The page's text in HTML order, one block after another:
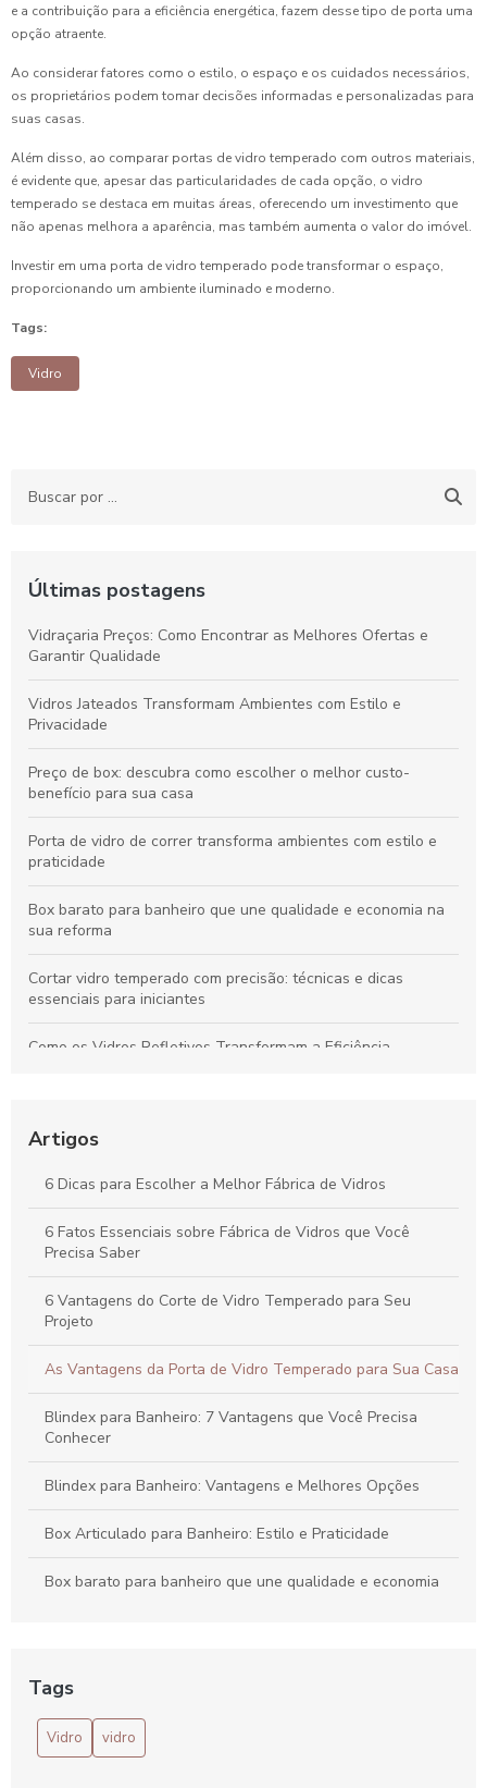
e a contribuição para a eficiência energética, fazem desse tipo de porta uma
opção atraente.
Ao considerar fatores como o estilo, o espaço e os cuidados necessários,
os proprietários podem tomar decisões informadas e personalizadas para
suas casas.
Além disso, ao comparar portas de vidro temperado com outros materiais,
é evidente que, apesar das particularidades de cada opção, o vidro
temperado se destaca em muitas áreas, oferecendo um investimento que
não apenas melhora a aparência, mas também aumenta o valor do imóvel.
Investir em uma porta de vidro temperado pode transformar o espaço,
proporcionando um ambiente iluminado e moderno.
Tags:
Vidro
Últimas postagens
Vidraçaria Preços: Como Encontrar as Melhores Ofertas e
Garantir Qualidade
Vidros Jateados Transformam Ambientes com Estilo e
Privacidade
Preço de box: descubra como escolher o melhor custo-
benefício para sua casa
Porta de vidro de correr transforma ambientes com estilo e
praticidade
Box barato para banheiro que une qualidade e economia na
sua reforma
Cortar vidro temperado com precisão: técnicas e dicas
essenciais para iniciantes
Como os Vidros Refletivos Transformam a Eficiência
Inovadoras
Descubra as Vantagens do Vidro Duplo para Seu Lar
Artigos
6 Dicas para Escolher a Melhor Fábrica de Vidros
6 Fatos Essenciais sobre Fábrica de Vidros que Você
Precisa Saber
6 Vantagens do Corte de Vidro Temperado para Seu
Projeto
As Vantagens da Porta de Vidro Temperado para Sua Casa
Blindex para Banheiro: 7 Vantagens que Você Precisa
Conhecer
Blindex para Banheiro: Vantagens e Melhores Opções
Box Articulado para Banheiro: Estilo e Praticidade
Box barato para banheiro que une qualidade e economia
Box Barato para Banheiro: Opções e Dicas
Box Barato para Banheiro: Qualidade e Economia
Tags
Vidro vidro